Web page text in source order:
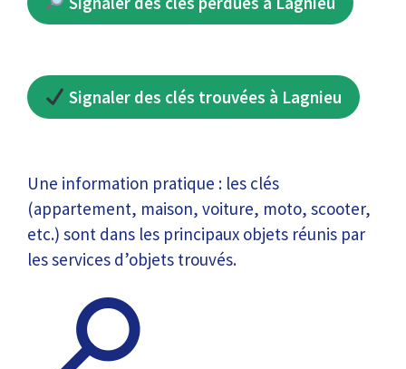
Signaler des clés trouvées à Lagnieu
Une information pratique : les clés
(appartement, maison, voiture, moto, scooter,
etc.) sont dans les principaux objets réunis par
les services d’objets trouvés.